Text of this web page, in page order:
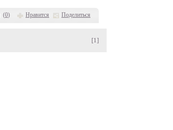
(0) Нравится Поделиться
[1]